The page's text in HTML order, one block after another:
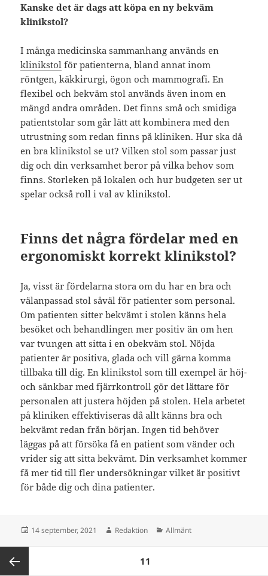
Kanske det är dags att köpa en ny bekväm
klinikstol?
I många medicinska sammanhang används en
klinikstol för patienterna, bland annat inom
röntgen, käkkirurgi, ögon och mammografi. En
flexibel och bekväm stol används även inom en
mängd andra områden. Det finns små och smidiga
patientstolar som går lätt att kombinera med den
utrustning som redan finns på kliniken. Hur ska då
en bra klinikstol se ut? Vilken stol som passar just
dig och din verksamhet beror på vilka behov som
finns. Storleken på lokalen och hur budgeten ser ut
spelar också roll i val av klinikstol.
Finns det några fördelar med en
ergonomiskt korrekt klinikstol?
Ja, visst är fördelarna stora om du har en bra och
välanpassad stol såväl för patienter som personal.
Om patienten sitter bekvämt i stolen känns hela
besöket och behandlingen mer positiv än om hen
var tvungen att sitta i en obekväm stol. Nöjda
patienter är positiva, glada och vill gärna komma
tillbaka till dig. En klinikstol som till exempel är höj-
och sänkbar med fjärrkontroll gör det lättare för
personalen att justera höjden på stolen. Hela arbetet
på kliniken effektiviseras då allt känns bra och
bekvämt redan från början. Ingen tid behöver
läggas på att försöka få en patient som vänder och
vrider sig att sitta bekvämt. Din verksamhet kommer
få mer tid till fler undersökningar vilket är positivt
för både dig och dina patienter.
Postat
14 september, 2021 Författare
Redaktion Kategorier
Allmänt
11